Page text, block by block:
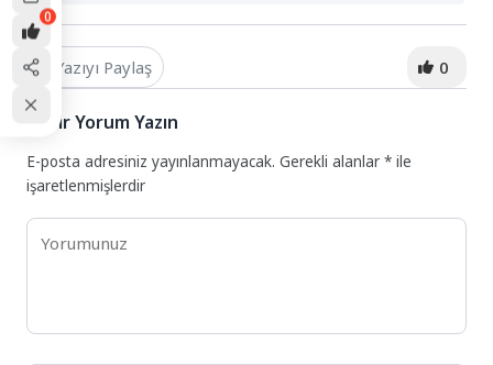
Yazıyı Paylaş 0
Bir Yorum Yazın
E-posta adresiniz yayınlanmayacak. Gerekli alanlar* ile
işaretlenmişlerdir
0